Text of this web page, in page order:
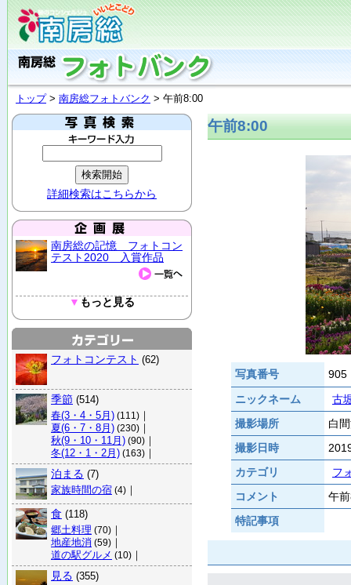
トップ> 南房総フォトバンク > 午前8:00
詳細検索はこちらから
南房総の記憶 フォトコン
テスト2020 入賞作品
▼ もっと見る
フォトコンテスト (62)
季節 (514)
春(3・4・5月) (111) ｜
夏(6・7・8月) (230) ｜
秋(9・10・11月) (90) ｜
冬(12・1・2月) (163) ｜
泊まる (7)
家族時間の宿 (4) ｜
食 (118)
郷土料理 (70) ｜
地産地消 (59) ｜
道の駅グルメ (10) ｜
見る (355)
午前8:00
写真番号
905
ニックネーム
古
撮影場所
白
撮影日時
カテゴリ
フ
コメント
午
特記事項